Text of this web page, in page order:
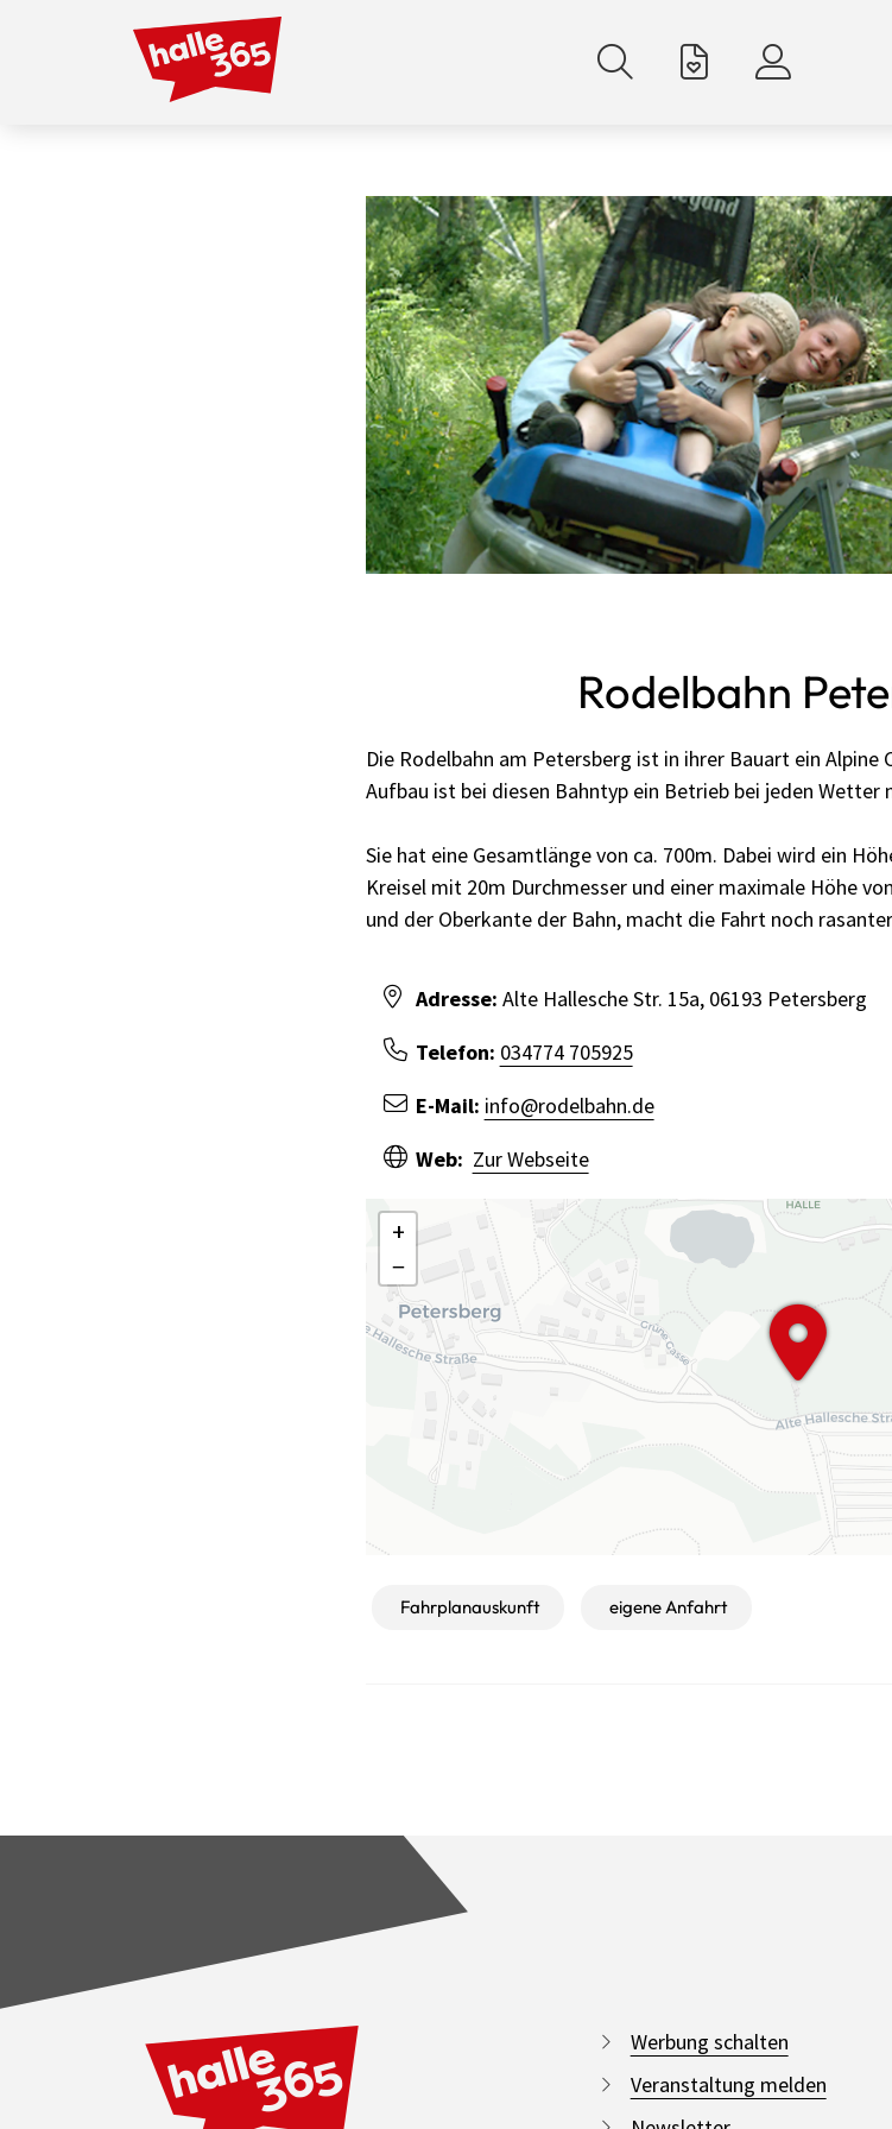
Rodelbahn
Die Rodelbahn am Petersberg ist in ihrer Bauart ein Alpine
Aufbau ist bei diesen Bahntyp ein Betrieb bei jeden Wetter
Sie hat eine Gesamtlänge von ca. 700m. Dabei wird ein
Kreisel mit 20m Durchmesser und einer maximale Höhe
und der Oberkante der Bahn, macht die Fahrt noch
Adresse: Alte Hallesche Str. 15a 06193 Petersberg
Telefon: 034774 705925
E-Mail: info@rodelbahn.de
Web: Zur Webseite
+
−
Fahrplanauskunft eigene Anfahrt
Werbung schalten
Veranstaltung melden